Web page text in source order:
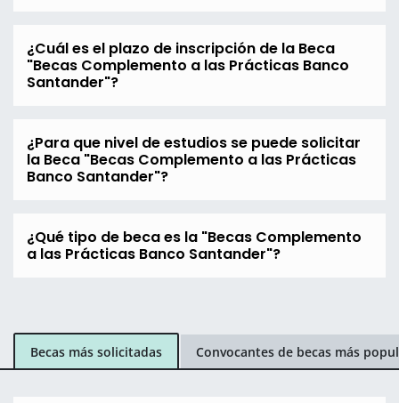
¿Cuál es el plazo de inscripción de la Beca
"Becas Complemento a las Prácticas Banco
Santander"?
¿Para que nivel de estudios se puede solicitar
la Beca "Becas Complemento a las Prácticas
Banco Santander"?
¿Qué tipo de beca es la "Becas Complemento
a las Prácticas Banco Santander"?
Becas más solicitadas Convocantes de becas más